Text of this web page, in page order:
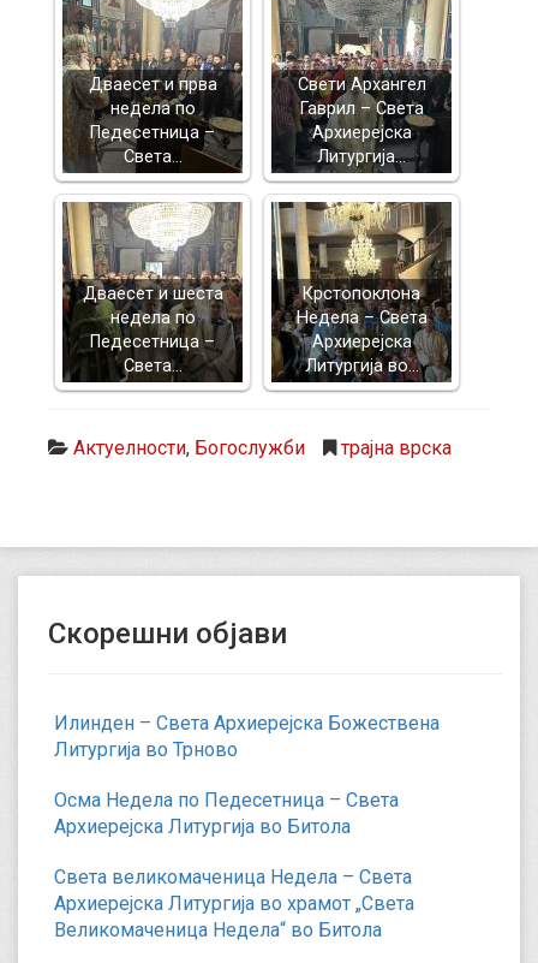
Дваесет и прва
недела по
Педесетница –
Света…
Свети Архангел
Гаврил – Света
Архиерејска
Литургија…
Дваесет и шеста
недела по
Педесетница –
Света…
Крстопоклона
Недела – Света
Архиерејска
Литургија во…
Актуелности, Богослужби трајна врска
Скорешни објави
Илинден – Света Архиерејска Божествена
Литургија во Трново
Осма Недела по Педесетница – Света
Архиерејска Литургија во Битола
Света великомаченица Недела – Света
Архиерејска Литургија во храмот „Света
Великомаченица Недела“ во Битола